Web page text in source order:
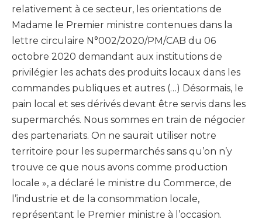
relativement à ce secteur, les orientations de
Madame le Premier ministre contenues dans la
lettre circulaire N°002/2020/PM/CAB du 06
octobre 2020 demandant aux institutions de
privilégier les achats des produits locaux dans les
commandes publiques et autres (…) Désormais, le
pain local et ses dérivés devant être servis dans les
supermarchés. Nous sommes en train de négocier
des partenariats. On ne saurait utiliser notre
territoire pour les supermarchés sans qu’on n’y
trouve ce que nous avons comme production
locale », a déclaré le ministre du Commerce, de
l’industrie et de la consommation locale,
représentant le Premier ministre à l’occasion.